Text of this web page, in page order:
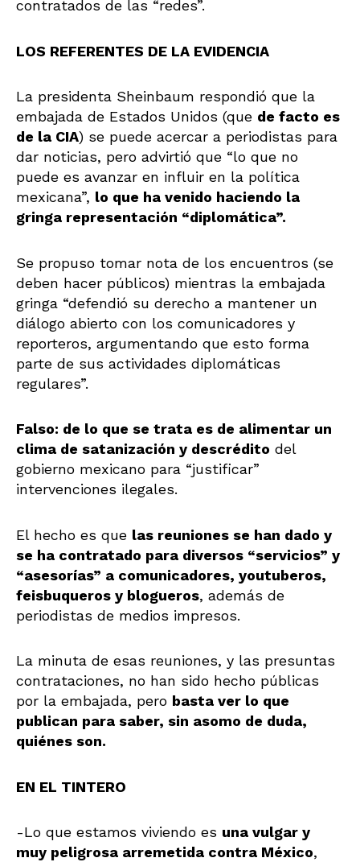
contratados de las “redes”.
LOS REFERENTES DE LA EVIDENCIA
La presidenta Sheinbaum respondió que la
embajada de Estados Unidos (que de facto es
de la CIA) se puede acercar a periodistas para
dar noticias, pero advirtió que “lo que no
puede es avanzar en influir en la política
mexicana”, lo que ha venido haciendo la
gringa representación “diplomática”.
Se propuso tomar nota de los encuentros (se
deben hacer públicos) mientras la embajada
gringa “defendió su derecho a mantener un
diálogo abierto con los comunicadores y
reporteros, argumentando que esto forma
parte de sus actividades diplomáticas
regulares”.
Falso: de lo que se trata es de alimentar un
clima de satanización y descrédito del
gobierno mexicano para “justificar”
intervenciones ilegales.
El hecho es que las reuniones se han dado y
se ha contratado para diversos “servicios” y
“asesorías” a comunicadores, youtuberos,
feisbuqueros y blogueros, además de
periodistas de medios impresos.
La minuta de esas reuniones, y las presuntas
contrataciones, no han sido hecho públicas
por la embajada, pero basta ver lo que
publican para saber, sin asomo de duda,
quiénes son.
EN EL TINTERO
-Lo que estamos viviendo es una vulgar y
muy peligrosa arremetida contra México,